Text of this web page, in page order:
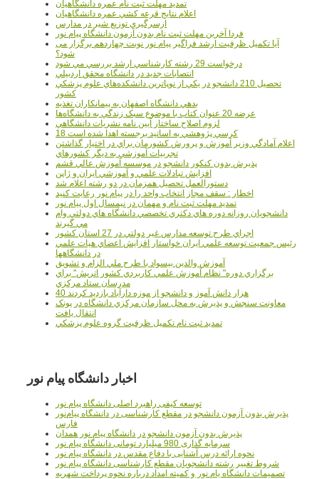
تمديد مهلت ثبت نام عمره دانشگاهيان
اعلام نتايج قرعه کشي عمره دانشگاهيان
ازسرگيري توزيع شير در مدارس
فردا آخرین مهلت ثبت نام بدون آزمون دانشگاه پیام نور
آیا تکمیل ظرفیت ارشد فراگیر پیام نور نوبت چهاردهم برگزار می
شود؟
درخواست 29 رشته کارشناسي ارشد بررسي مي شود
انتصابات جديد در دانشگاه محقق اردبيلي
تحصيل 210 دانشجو در يکي از نوپاترين دانشکده‌هاي علوم پزشکي
کشور
بدهي دانشگاه اصفهان به پيمانکاران تغذيه
عرضه 20 عنوان کتاب با موضوع سبک زندگي به دانشگاه‌ها
لزوم اصلاح ساختار آيين نامه نشريات دانشگاهي
18 کرسي پژوهشي به اساتيد برجسته اهدا شده است
اعلام آمادگي وزير آموزش و پرورش کشورمان براي در اختيار گذاشتن
تجربيات آموزشي به ديگر کشورهاي
پذيرش بدون کنکور دانشجو در موسسه آموزش عالي قشم
افزايش تبادلات علمي و آموزشي ايران و ژاپن
دستورالعمل تحصیل همزمان در دو رشته اعلام شد
اخطار : سقف مجاز انتخاب واحد را در پیام نور رعایت کنید
تمدید مهلت ثبت نام و مهمان در نیمسال اول پیام نور
دانشجويان روزانه دوره هاي دكتري تخصصي دانشگاه هاي دولتي وام
مي گيرند
اجراي طرح توسعه مدارس غير دولتي در 27 استان کشور
رئيس جمعيت توسعه علمي ايران خواستار افزايش اعضاي هيات علمي
در دانشگاهها
آموزش والدين بيسواد با طرح ملي الزام و تشويق
برگزاري دوره" نظام آموزش علمي كاربردي كشور اتريش" براي
مدرسان ستاد مرکزي
40 هزار دانش آموز و دانشجو از موزه دارآباد بازديد کردند
معاونت سنجش و پذيرش به محل سازمان مرکزي دانشگاه در پونک
انتقال يافت
تمديد ثبت نام تکميل ظرفيت گروه علوم پزشکي
اخبار دانشگاه پیام نور
توسعه کیفی راهبرد اصلی دانشگاه پیام نور
پذیرش بدون آزمون دانشجو در مقطع کارشناسی در دانشگاه پیام‌نور
فارس
پذیرش بدون آزمون دانشجو در دانشگاه پیام نور همدان
سرمایه گذاری 980 میلیارد تومانی دانشگاه پیام نور
نحوه ارائه درس آشنایی با دفاع مقدس در دانشگاه پیام نور
شروط تغییر رشته دانشجویان مقطع کارشناسی دانشگاه پیام نور
تصمیمات دانشگاه یام نور و کمیته امداد درباره نحوه پرداخت شهریه